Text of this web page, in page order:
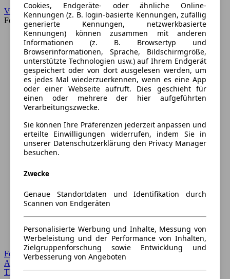
VW
Forum
Forum Startseite
Alle Auto-Foren
Themen-Forum
Cookies, Endgeräte- oder ähnliche Online-
Kennungen (z. B. login-basierte Kennungen, zufällig
generierte Kennungen, netzwerkbasierte
Kennungen) können zusammen mit anderen
Informationen (z. B. Browsertyp und
Browserinformationen, Sprache, Bildschirmgröße,
unterstützte Technologien usw.) auf Ihrem Endgerät
gespeichert oder von dort ausgelesen werden, um
es jedes Mal wiederzuerkennen, wenn es eine App
oder einer Webseite aufruft. Dies geschieht für
einen oder mehrere der hier aufgeführten
Verarbeitungszwecke.
Sie können Ihre Präferenzen jederzeit anpassen und
erteilte Einwilligungen widerrufen, indem Sie in
unserer Datenschutzerklärung den Privacy Manager
besuchen.
Zwecke
Genaue Standortdaten und Identifikation durch
Scannen von Endgeräten
Personalisierte Werbung und Inhalte, Messung von
Werbeleistung und der Performance von Inhalten,
Zielgruppenforschung sowie Entwicklung und
Verbesserung von Angeboten